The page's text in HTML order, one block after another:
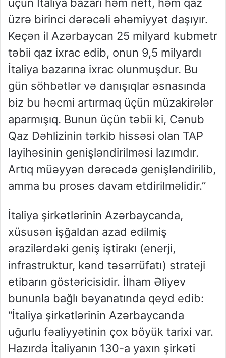
üçün İtaliya bazarı həm neft, həm qaz
üzrə birinci dərəcəli əhəmiyyət daşıyır.
Keçən il Azərbaycan 25 milyard kubmetr
təbii qaz ixrac edib, onun 9,5 milyardı
İtaliya bazarına ixrac olunmuşdur. Bu
gün söhbətlər və danışıqlar əsnasında
biz bu həcmi artırmaq üçün müzakirələr
aparmışıq. Bunun üçün təbii ki, Cənub
Qaz Dəhlizinin tərkib hissəsi olan TAP
layihəsinin genişləndirilməsi lazımdır.
Artıq müəyyən dərəcədə genişləndirilib,
amma bu proses davam etdirilməlidir.”
İtaliya şirkətlərinin Azərbaycanda,
xüsusən işğaldan azad edilmiş
ərazilərdəki geniş iştirakı (enerji,
infrastruktur, kənd təsərrüfatı) strateji
etibarın göstəricisidir. İlham Əliyev
bununla bağlı bəyanatında qeyd edib:
“İtaliya şirkətlərinin Azərbaycanda
uğurlu fəaliyyətinin çox böyük tarixi var.
Hazırda İtaliyanın 130-a yaxın şirkəti